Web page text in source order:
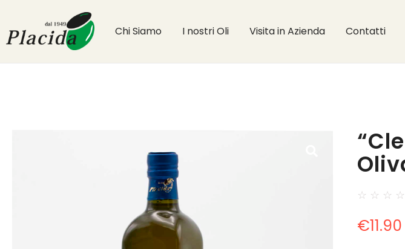
Chi Siamo I nostri Oli Visita in Azienda Contatti
☆ ☆ ☆ ☆
€11.90